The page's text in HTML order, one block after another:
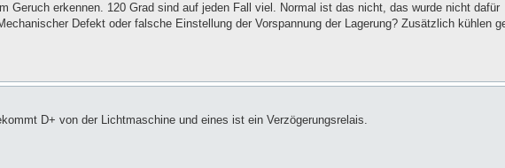
Geruch erkennen. 120 Grad sind auf jeden Fall viel. Normal ist das nicht, das wurde nicht dafür
Defekt oder falsche Einstellung der Vorspannung der Lagerung? Zusätzlich kühlen
D+ von der Lichtmaschine und eines ist ein Verzögerungsrelais.